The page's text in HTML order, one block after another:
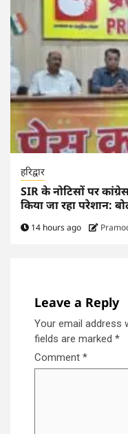
हरिद्वार
SIR के नोटिसों पर
किया जा रहा परेशान:
14 hours ago
Leave a Reply
Your email address
fields are marked *
Comment *